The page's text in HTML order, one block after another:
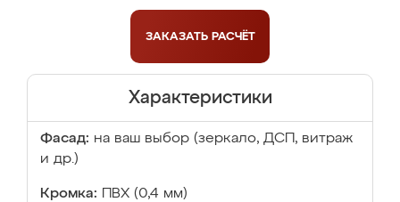
ЗАКАЗАТЬ РАСЧЁТ
Характеристики
Фасад: на ваш выбор (зеркало, ДСП, витраж
и др.)
Кромка: ПВХ (0,4 мм)